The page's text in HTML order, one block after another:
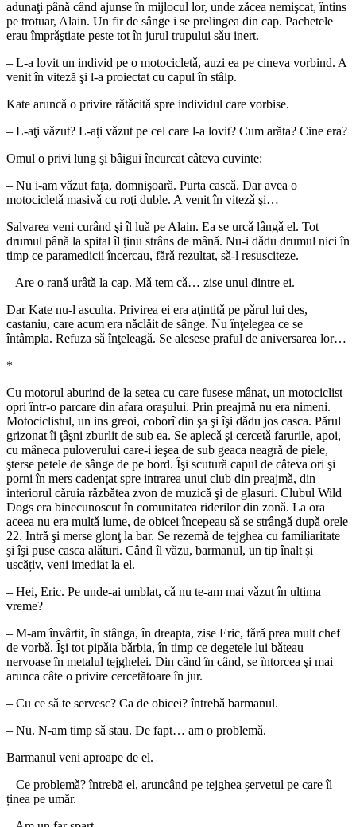
adunaţi pânǎ când ajunse în mijlocul lor, unde zǎcea nemişcat, întins
pe trotuar, Alain. Un fir de sânge i se prelingea din cap. Pachetele
erau împrǎştiate peste tot în jurul trupului sǎu inert.
– L-a lovit un individ pe o motocicletǎ, auzi ea pe cineva vorbind. A
venit în vitezǎ şi l-a proiectat cu capul în stâlp.
Kate aruncǎ o privire rǎtǎcitǎ spre individul care vorbise.
– L-aţi vǎzut? L-aţi vǎzut pe cel care l-a lovit? Cum arǎta? Cine era?
Omul o privi lung şi bâigui încurcat câteva cuvinte:
– Nu i-am vǎzut faţa, domnişoarǎ. Purta cascǎ. Dar avea o
motocicletǎ masivǎ cu roţi duble. A venit în vitezǎ şi…
Salvarea veni curând şi îl luǎ pe Alain. Ea se urcǎ lângǎ el. Tot
drumul pânǎ la spital îl ţinu strâns de mânǎ. Nu-i dǎdu drumul nici în
timp ce paramedicii încercau, fǎrǎ rezultat, sǎ-l resusciteze.
– Are o ranǎ urâtǎ la cap. Mǎ tem cǎ… zise unul dintre ei.
Dar Kate nu-l asculta. Privirea ei era aţintitǎ pe pǎrul lui des,
castaniu, care acum era nǎclǎit de sânge. Nu înţelegea ce se
întâmpla. Refuza sǎ înţeleagǎ. Se alesese praful de aniversarea lor…
*
Cu motorul aburind de la setea cu care fusese mânat, un motociclist
opri într-o parcare din afara oraşului. Prin preajmǎ nu era nimeni.
Motociclistul, un ins greoi, coborî din şa şi îşi dǎdu jos casca. Pǎrul
grizonat îi ţâşni zburlit de sub ea. Se aplecǎ şi cercetǎ farurile, apoi,
cu mâneca puloverului care-i ieşea de sub geaca neagrǎ de piele,
şterse petele de sânge de pe bord. Îşi scuturǎ capul de câteva ori şi
porni în mers cadenţat spre intrarea unui club din preajmǎ, din
interiorul cǎruia rǎzbǎtea zvon de muzicǎ şi de glasuri. Clubul Wild
Dogs era binecunoscut în comunitatea riderilor din zonǎ. La ora
aceea nu era multǎ lume, de obicei începeau sǎ se strângǎ dupǎ orele
22. Intrǎ şi merse glonţ la bar. Se rezemǎ de tejghea cu familiaritate
şi îşi puse casca alǎturi. Când îl vǎzu, barmanul, un tip înalt și
uscățiv, veni imediat la el.
– Hei, Eric. Pe unde-ai umblat, cǎ nu te-am mai vǎzut în ultima
vreme?
– M-am învârtit, în stânga, în dreapta, zise Eric, fǎrǎ prea mult chef
de vorbǎ. Îşi tot pipǎia bǎrbia, în timp ce degetele lui bǎteau
nervoase în metalul tejghelei. Din când în când, se întorcea şi mai
arunca câte o privire cercetǎtoare în jur.
– Cu ce sǎ te servesc? Ca de obicei? întrebǎ barmanul.
– Nu. N-am timp sǎ stau. De fapt… am o problemǎ.
Barmanul veni aproape de el.
– Ce problemǎ? întrebă el, aruncând pe tejghea șervetul pe care îl
ținea pe umăr.